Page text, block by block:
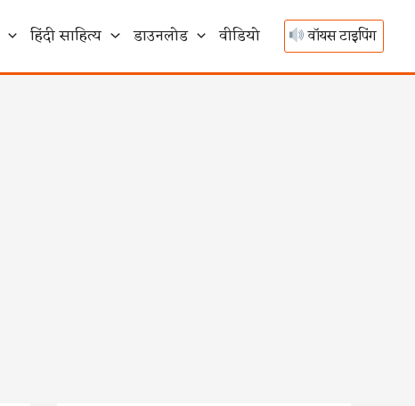
हिंदी साहित्य डाउनलोड वीडियो वॉयस टाइपिंग